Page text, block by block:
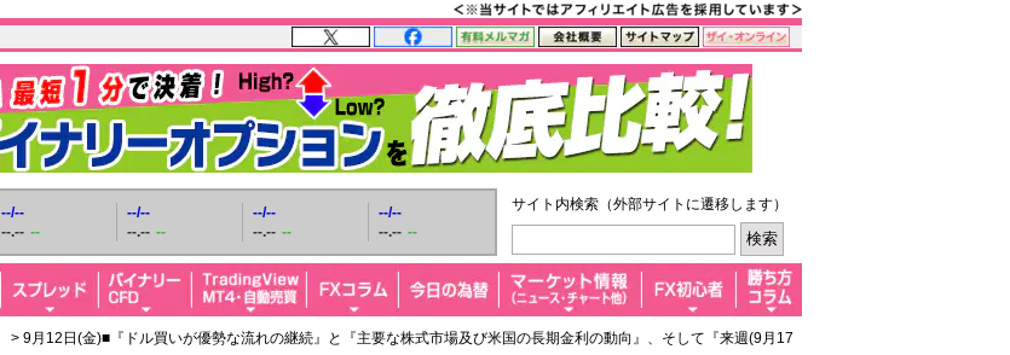
--/--
--.-- --
--/--
--.-- --
--/--
--.-- --
--/--
--.-- --
サイト内検索（外部サイトに遷移します）
> 9月12日(金)■『ドル買いが優勢な流れの継続』と『主要な株式市場及び米国の長期金利の動向』、そして『来週(9月17